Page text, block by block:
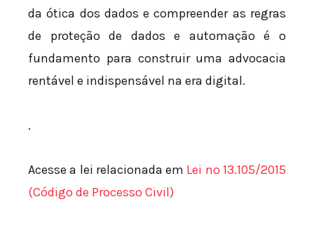
da ótica dos dados e compreender as regras
de proteção de dados e automação é o
fundamento para construir uma advocacia
rentável e indispensável na era digital.
.
Acesse a lei relacionada em Lei nº 13.105/2015
(Código de Processo Civil)